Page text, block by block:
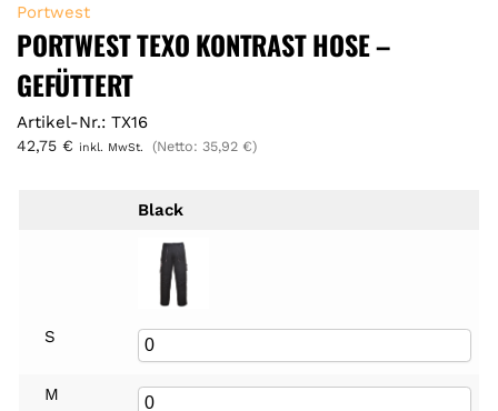
Portwest
PORTWEST TEXO KONTRAST HOSE –
GEFÜTTERT
Artikel-Nr.: TX16
42,75 € inkl. MwSt. (Netto: 35,92 €)
Black
S
M